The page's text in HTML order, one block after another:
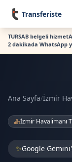
Transferiste
TURSAB belgeli hizmet
2 dakikada WhatsApp
Ana Sayfa/İzmir
İzmir Havalimanı
✨Google